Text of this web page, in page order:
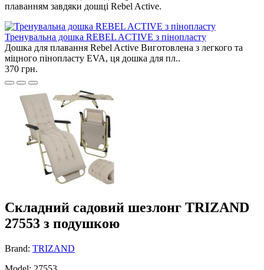
плаванням завдяки дошці Rebel Active.
Тренувальна дошка REBEL ACTIVE з пінопласту
Дошка для плавання Rebel Active Виготовлена з легкого та
міцного пінопласту EVA, ця дошка для пл..
370 грн.
Складний садовий шезлонг TRIZAND
27553 з подушкою
Brand: TRIZAND